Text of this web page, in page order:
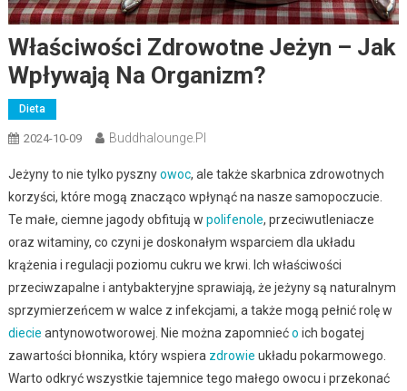
Właściwości Zdrowotne Jeżyn – Jak
Wpływają Na Organizm?
Dieta
2024-10-09 Buddhalounge.pl
Jeżyny to nie tylko pysznyowoc, ale także skarbnica zdrowotnych
korzyści, które mogą znacząco wpłynąć na nasze samopoczucie.
Te małe, ciemne jagody obfitują w polifenole, przeciwutleniacze
oraz witaminy, co czyni je doskonałym wsparciem dla układu
krążenia i regulacji poziomu cukru we krwi. Ich właściwości
przeciwzapalne i antybakteryjne sprawiają, że jeżyny są naturalnym
sprzymierzeńcem w walce z infekcjami, a także mogą pełnić rolę w
diecie antynowotworowej. Nie można zapomniećo ich bogatej
zawartości błonnika, który wspiera zdrowie układu pokarmowego.
Warto odkryć wszystkie tajemnice tego małego owocu i przekonać